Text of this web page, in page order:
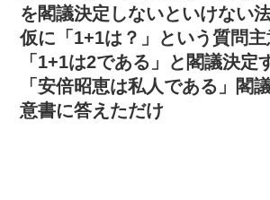
を閣議決定しないといけない
仮に「1+1は？」という質問
「1+1は2である」と閣議決定
「安倍昭恵は私人である」閣
意書に答えただけ